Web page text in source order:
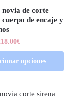
novia de corte
cuerpo de encaje y
€
opciones